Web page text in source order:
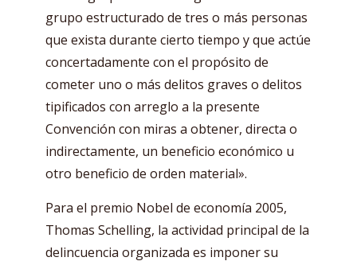
grupo estructurado de tres o más personas
que exista durante cierto tiempo y que actúe
concertadamente con el propósito de
cometer uno o más delitos graves o delitos
tipificados con arreglo a la presente
Convención con miras a obtener, directa o
indirectamente, un beneficio económico u
otro beneficio de orden material».
Para el premio Nobel de economía 2005,
Thomas Schelling, la actividad principal de la
delincuencia organizada es imponer su